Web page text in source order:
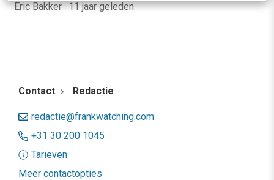
Eric Bakker· 11 jaar geleden
Contact Redactie
redactie@frankwatching.com
+31 30 200 1045
Tarieven
Meer contactopties